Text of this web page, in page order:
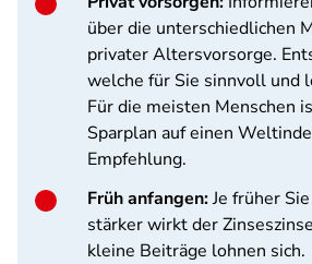
über die unterschiedlichen
privater Altersvorsorge.
welche für Sie sinnvoll und
Für die meisten Menschen
Sparplan auf einen
Empfehlung.
Früh anfangen:Je früher
stärker wirkt der
kleine Beiträge lohnen sich.